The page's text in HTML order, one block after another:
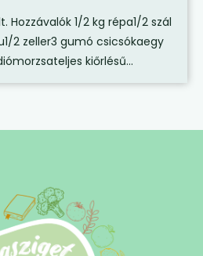
Hozzávalók 1/2 kg répa1/2 szál
2 zeller3 gumó csicsókaegy
kiőrlésű...